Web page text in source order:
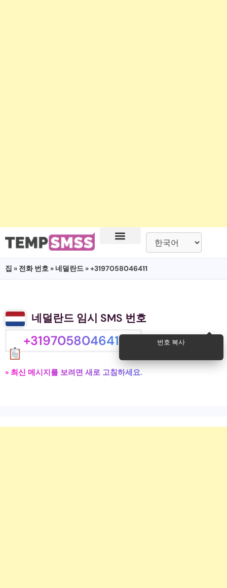
집 » 전화 번호 » 네덜란드 » +3197058046411
네덜란드 임시 SMS 번호
+3197058046411 번호 복사
» 최신 메시지를 보려면 새로 고침하세요.